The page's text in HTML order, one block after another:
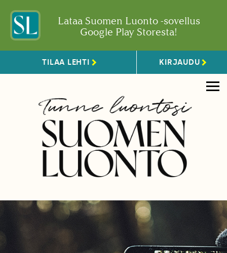
Lataa Suomen Luonto -sovellus
Google Play Storesta!
TILAA LEHTI KIRJAUDU